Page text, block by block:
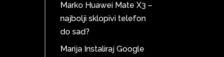
Marko Huawei Mate X3 –
najbolji sklopivi telefon
do sad?
Marija Instaliraj Google